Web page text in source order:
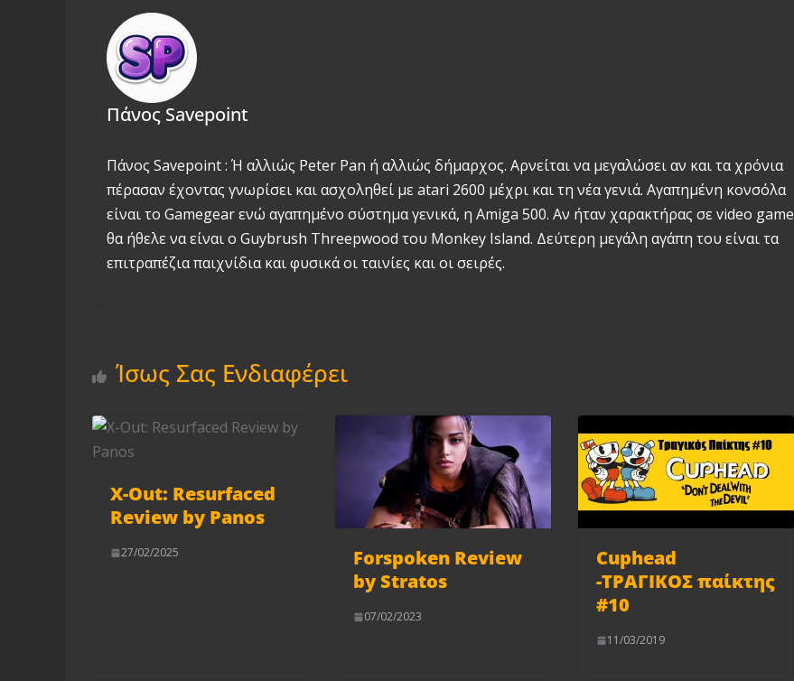
Πάνος Savepoint
Πάνος Savepoint : Ή αλλιώς Peter Pan ή αλλιώς δήμαρχος. Αρνείται να μεγαλώσει αν και τα χρόνια
πέρασαν έχοντας γνωρίσει και ασχοληθεί με atari 2600 μέχρι και τη νέα γενιά. Αγαπημένη κονσόλα
είναι το Gamegear ενώ αγαπημένο σύστημα γενικά, η Amiga 500. Αν ήταν χαρακτήρας σε video game
θα ήθελε να είναι ο Guybrush Threepwood του Monkey Island. Δεύτερη μεγάλη αγάπη του είναι τα
επιτραπέζια παιχνίδια και φυσικά οι ταινίες και οι σειρές.
Ίσως Σας Ενδιαφέρει
X-Out: Resurfaced
Review by Panos
27/02/2025
Forspoken Review
by Stratos
07/02/2023
Cuphead
-ΤΡΑΓΙΚΟΣ παίκτης
#10
11/03/2019